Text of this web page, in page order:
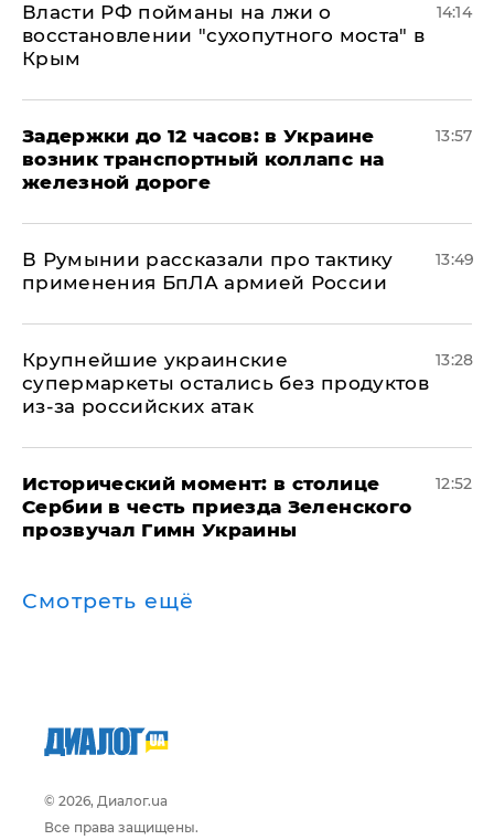
Власти РФ пойманы на лжи о
восстановлении "сухопутного моста" в
Крым
14:14
Задержки до 12 часов: в Украине
возник транспортный коллапс на
железной дороге
13:57
В Румынии рассказали про тактику
применения БпЛА армией России
13:49
Крупнейшие украинские
супермаркеты остались без продуктов
из-за российских атак
13:28
Исторический момент: в столице
Сербии в честь приезда Зеленского
прозвучал Гимн Украины
12:52
Смотреть ещё
© 2026, Диалог.ua
Все права защищены.